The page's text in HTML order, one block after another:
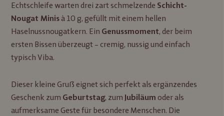
Echtschleife warten drei zart schmelzende Schicht-
Nougat Minis à 10 g, gefüllt mit einem hellen
Haselnussnougatkern. Ein Genussmoment, der beim
ersten Bissen überzeugt – cremig, nussig und einfach
typisch Viba.
Dieser kleine Gruß eignet sich perfekt als ergänzendes
Geschenk zum Geburtstag, zum Jubiläum oder als
aufmerksame Geste für besondere Menschen. Die